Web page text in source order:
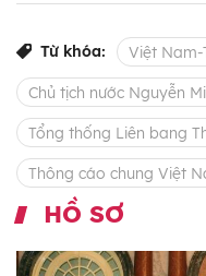
Từ khóa: Việt Nam-
Chủ tịch nước Nguyễn
Tổng thống Liên bang
Thông cáo chung Việt
HỒ SƠ